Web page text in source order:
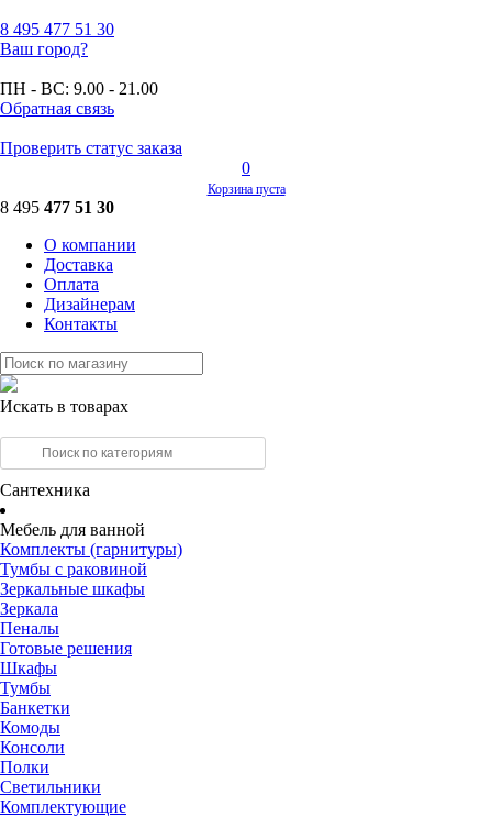
8 495 477 51 30
Ваш город?
ПН - ВС: 9.00 - 21.00
Обратная связь
Проверить статус заказа
0
Корзина пуста
8 495 477 51 30
О компании
Доставка
Оплата
Дизайнерам
Контакты
Искать в товарах
Сантехника
Мебель для ванной
Комплекты (гарнитуры)
Тумбы с раковиной
Зеркальные шкафы
Зеркала
Пеналы
Готовые решения
Шкафы
Тумбы
Банкетки
Комоды
Консоли
Полки
Светильники
Комплектующие